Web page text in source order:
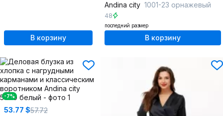
В корзину
Andina city 1001-23 орнажевый
48
последний размер
В корзину
-7%
53.77 $57.72